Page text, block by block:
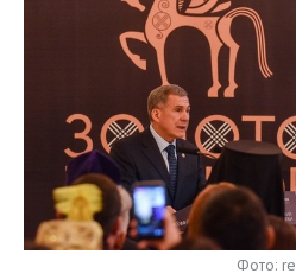
КОМУ ПРИНАДЛЕЖАТ
ТОРГОВЫЕ ЦЕНТРЫ
ТАТАРСТАНА
ИНВЕСТИЦИИ
МАШИНОСТРОЕНИЕ
НЕФТЕХИМИЯ
НЕФТЬ
ОПК
ЭНЕРГЕТИКА
НОВОСТИ АВТО
НОВОСТИ БИЗНЕСА
РОЗНИЧНАЯ ТОРГОВЛЯ
ТРАНСПОРТ
УСЛУГИ
ТЕХНОЛОГИИ
НОВОСТИ ТЕХНОЛОГИЙ
МЕДИА
МЕРОПРИЯТИЯ
НОВОСТИ МЕРОПРИЯТИЙ
ВЫЕЗДНАЯ РЕДАКЦИЯ
СПОРТ
НОВОСТИ СПОРТА
ОБЩЕСТВО
Фото: